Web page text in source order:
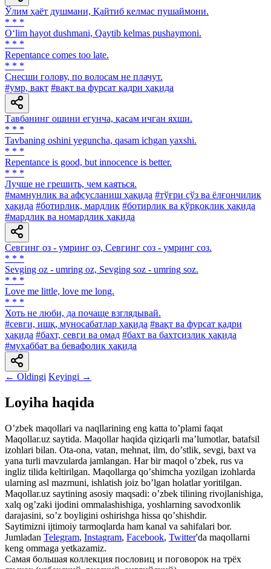
Ўлим ҳаёт душмани, Қайтиб келмас пушаймони.
* * *
O‘lim hayot dushmani, Qaytib kelmas pushaymoni.
* * *
Repentance comes too late.
* * *
Снесши голову, по волосам не плачут.
#умр, вақт #вақт ва фурсат қадри ҳақида
Тавбанинг ошини егунча, қасам ичган яхши.
* * *
Tavbaning oshini yeguncha, qasam ichgan yaxshi.
* * *
Repentance is good, but innocence is better.
* * *
Лучше не грешить, чем каяться.
#мамнунлик ва афсусланиш ҳақида #тўғри сўз ва ёлғончилик
ҳақида #ботирлик, мардлик #ботирлик ва қўрқоқлик ҳақида
#мардлик ва номардлик ҳақида
Севгинг оз - умринг оз, Севгинг соз - умринг соз.
* * *
Sevging oz - umring oz, Sevging soz - umring soz.
* * *
Love me little, love me long.
* * *
Хоть не люби, да почаще взглядывай.
#севги, ишқ, муносабатлар ҳақида #вақт ва фурсат қадри
ҳақида #бахт, севги ва омад #бахт ва бахтсизлик ҳақида
#муҳаббат ва бевафолик ҳақида
← Oldingi Keyingi →
Loyiha haqida
Oʼzbek maqollari va naqllarining eng katta toʼplami faqat
Maqollar.uz saytida. Maqollar haqida qiziqarli maʼlumotlar, batafsil
izohlari bilan. Ota-ona, vatan, mehnat, ilm, doʼstlik, sevgi, baxt va
yana turli mavzularda jamlangan. Har bir maqol oʼzbek, rus va
ingliz tilida keltirilgan. Maqollarga qoʼshimcha yozilgan izohlarda
ularning asl mazmuni, ishlatish joiz boʼlgan holatlar yoritilgan.
Maqollar.uz saytining asosiy maqsadi: oʼzbek tilining rivojlanishiga,
xalq ogʼzaki ijodini ommalashishiga, yoshlarning savodxonlik
darajasini, soʼz boyligini oshirishga hissa qoʼshishdir.
Saytimizni ijtimoiy tarmoqlarda ham kanal va sahifalari bor.
Jumladan Telegram, Instagram, Facebook, Twitter'da maqollarni
keng ommaga yetkazamiz.
Самая большая коллекция пословиц и поговорок на трёх